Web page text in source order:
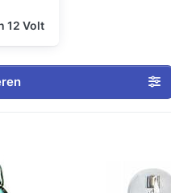
12 Volt